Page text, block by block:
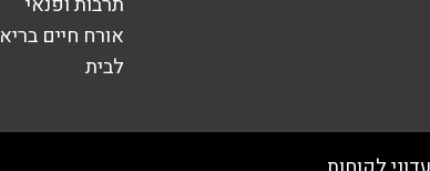
אורח חיים בריא
לבית